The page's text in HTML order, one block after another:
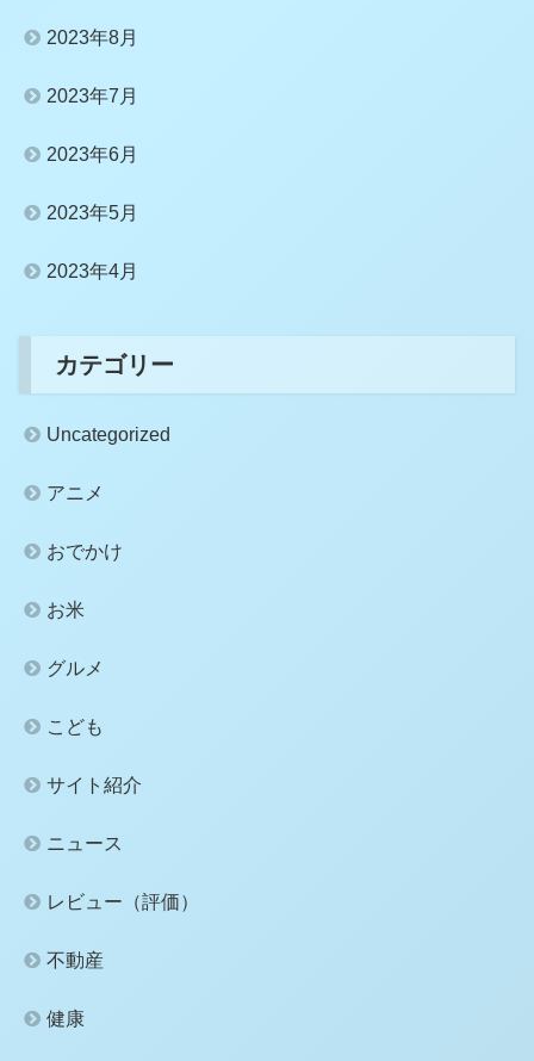
2023年8月
2023年7月
2023年6月
2023年5月
2023年4月
カテゴリー
Uncategorized
アニメ
おでかけ
お米
グルメ
こども
サイト紹介
ニュース
レビュー（評価）
不動産
健康